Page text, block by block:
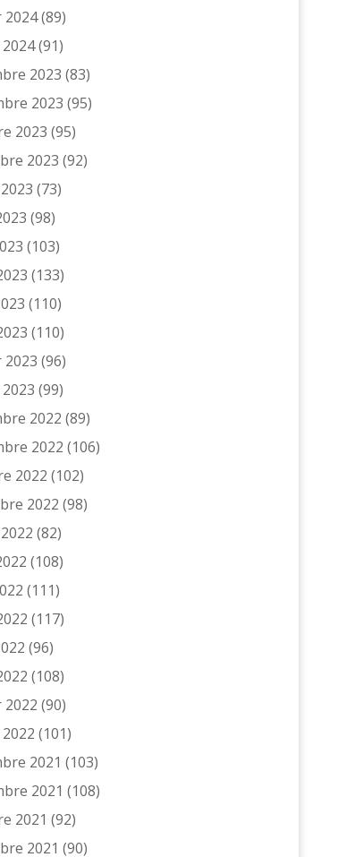
(89)
(91)
2023 (83)
2023 (95)
2023 (95)
2023 (92)
(73)
(98)
(103)
(133)
(110)
(110)
(96)
(99)
2022 (89)
2022 (106)
2022 (102)
2022 (98)
(82)
(108)
(111)
(117)
(96)
(108)
(90)
(101)
2021 (103)
2021 (108)
2021 (92)
2021 (90)